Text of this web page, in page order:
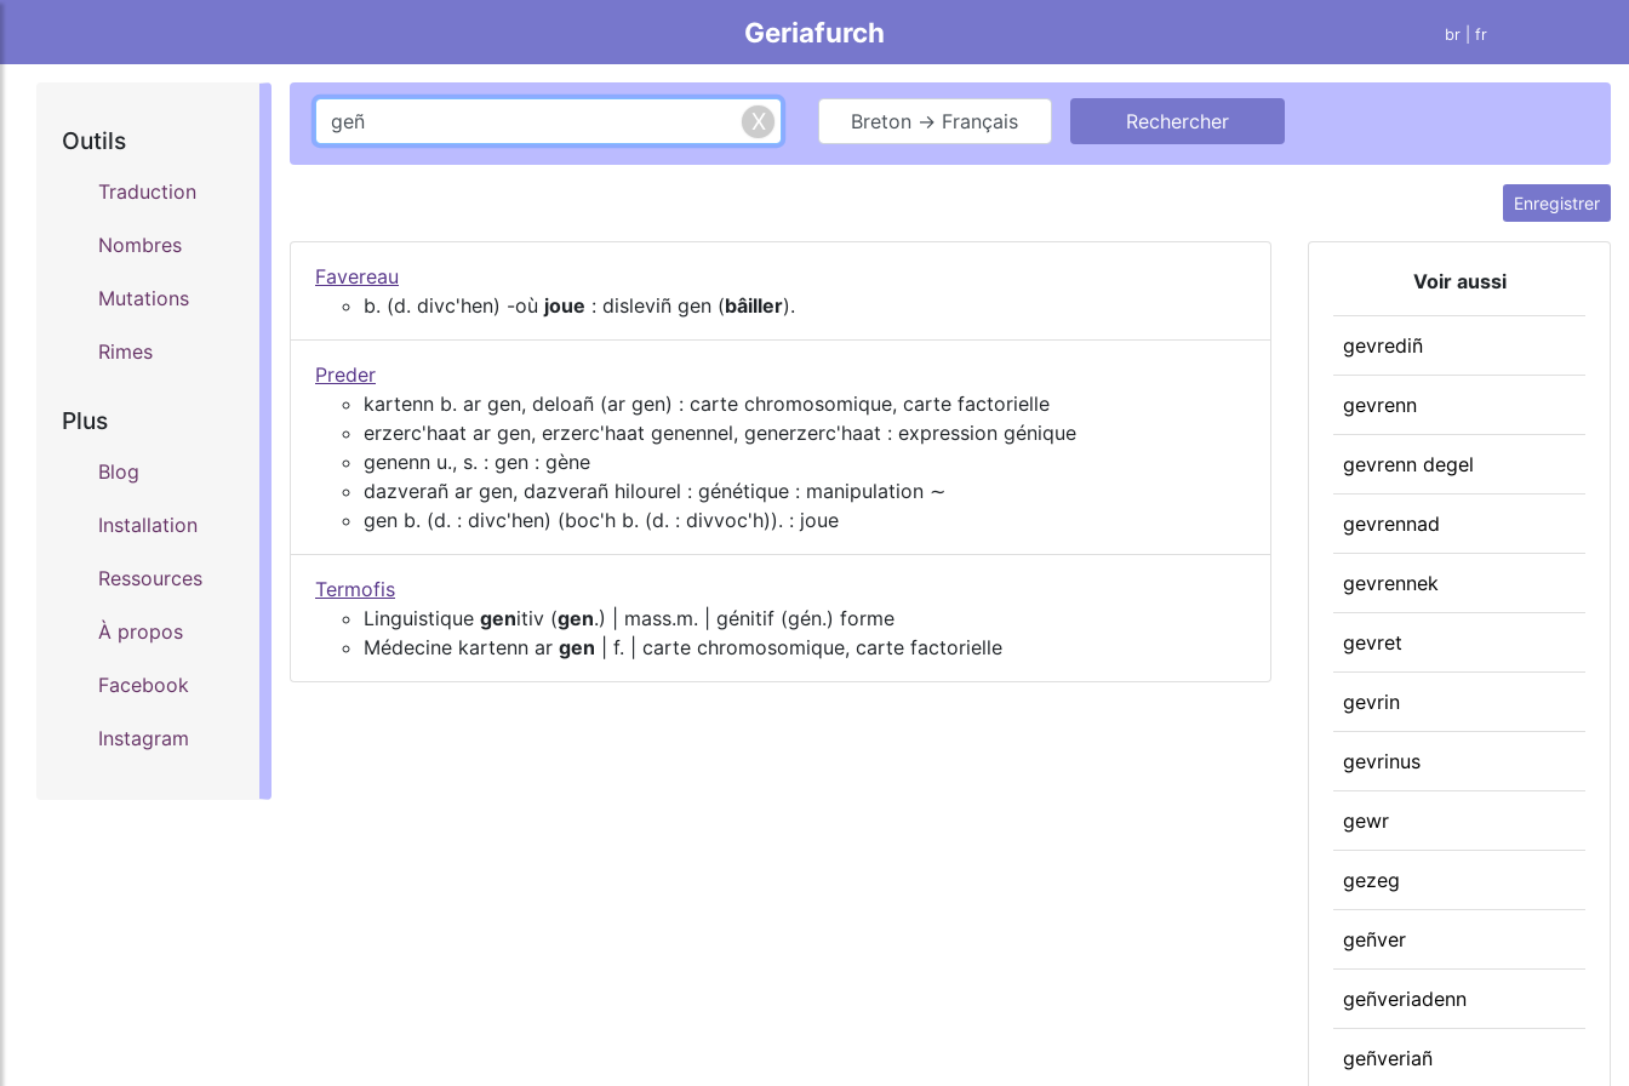
Geriafurch br | fr
Outils
Traduction
Nombres
Mutations
Rimes
Plus
Blog
Installation
Ressources
À propos
Facebook
Instagram
Breton → Français
Enregistrer
Favereau
b. (d. divc'hen) -où joue : disleviñ gen (bâiller).
Preder
kartenn b. ar gen, deloañ (ar gen) : carte chromosomique, carte factorielle
erzerc'haat ar gen, erzerc'haat genennel, generzerc'haat : expression génique
genenn u., s. : gen : gène
dazverañ ar gen, dazverañ hilourel : génétique : manipulation ∼
gen b. (d. : divc'hen) (boc'h b. (d. : divvoc'h)). : joue
Termofis
Linguistique genitiv (gen.) | mass.m. | génitif (gén.) forme
Médecine kartenn ar gen | f. | carte chromosomique, carte factorielle
Voir aussi
gevrediñ
gevrenn
gevrenn degel
gevrennad
gevrennek
gevret
gevrin
gevrinus
gewr
gezeg
geñver
geñveriadenn
geñveriañ